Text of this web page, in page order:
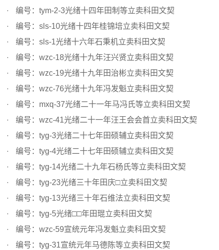
编号：tym-2-3光绪十四年田制等立卖科田文契
编号：sls-10光绪十四年桂锦培立卖科田文契
编号：sls-1光绪十六年石秉机立卖科田文契
编号：wzc-18光绪十九年汪兴贤立卖科田文契
编号：wzc-19光绪十九年田治彬立卖科田文契
编号：wzc-76光绪十九年冯发魁立卖科田文契
编号：mxq-37光绪二十一年马冯氏等立卖科田文契
编号：wzc-41光绪二十一年汪王会会首立卖科田文契
编号：tyg-3光绪二十七年田硕辅立卖科田文契
编号：tyg-4光绪二十七年田硕辅立卖科田文契
编号：tyg-14光绪二十九年石杨氏等立卖科田文契
编号：tyg-23光绪三十年田庆□立卖科田文契
编号：tyg-13光绪三十年石维法立卖科田文契
编号：tyg-5光绪□□年田琨立卖科田文契
编号：wzc-59宣统元年冯发魁立卖科田文契
编号：tyg-31宣统元年马德陈等立卖科田文契